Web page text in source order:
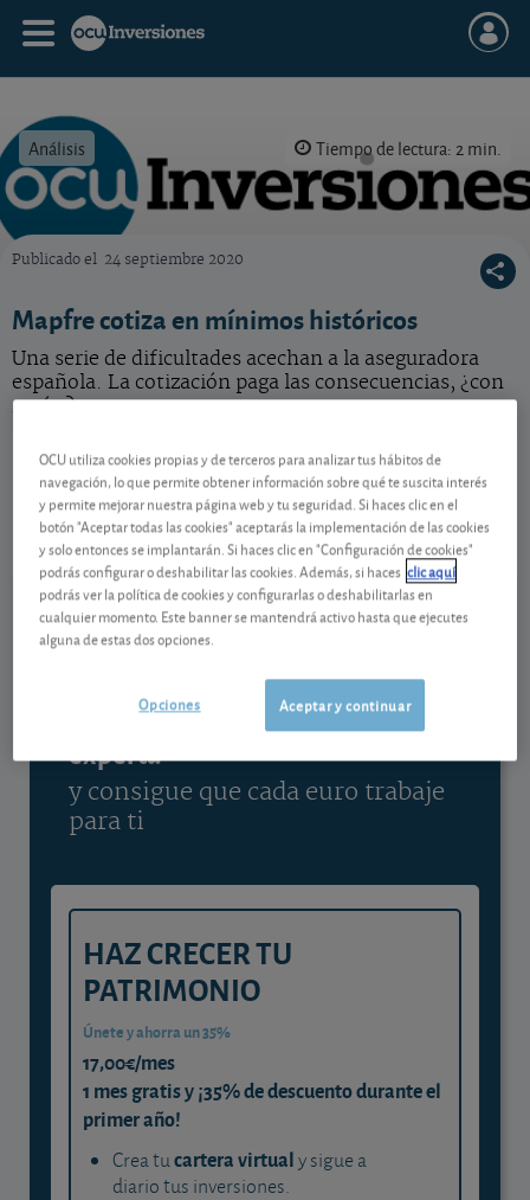
Análisis Tiempo de lectura: 2 min.
Publicado el 24 septiembre 2020
Mapfre cotiza en mínimos históricos
Una serie de dificultades acechan a la aseguradora
española. La cotización paga las consecuencias, ¿con
razón?
Mapfre
ES0124244E34
06/08/2026 Madrid
4,474 EUR
-
Ver detalladamente
Contenido reservado a SOCIOS
Gestiona tu dinero con visión
experta
y consigue que cada euro trabaje
para ti
HAZ CRECER TU
PATRIMONIO
Únete y ahorra un 35%
17,00€/mes
1 mes gratis y ¡35% de descuento durante el
primer año!
Crea tucartera virtualy sigue a
diario tus inversiones.
OCU utiliza cookies propias y de terceros para analizar tus hábitos de
navegación, lo que permite obtener información sobre qué te suscita interés
y permite mejorar nuestra página web y tu seguridad. Si haces clic en el
botón "Aceptar todas las cookies" aceptarás la implementación de las cookies
y solo entonces se implantarán. Si haces clic en "Configuración de cookies"
podrás configurar o deshabilitar las cookies. Además, si haces clic aquí
podrás ver la política de cookies y configurarlas o deshabilitarlas en
cualquier momento. Este banner se mantendrá activo hasta que ejecutes
alguna de estas dos opciones.
Aceptar y continuar
Opciones